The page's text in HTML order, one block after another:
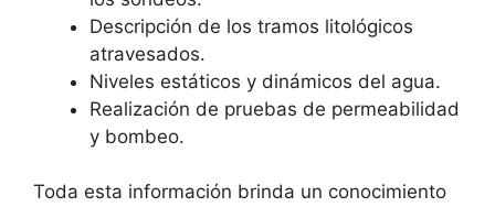
Descripción de los tramos litológicos
atravesados.
Niveles estáticos y dinámicos del agua.
Realización de pruebas de permeabilidad
y bombeo.
Toda esta información brinda un conocimiento